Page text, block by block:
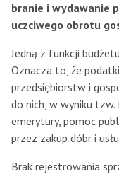
branie i wydawanie
uczciwego obrotu
Jedną z funkcji
Oznacza to, że
przedsiębiorstw i
do nich, w wyniku
emerytury, pomoc
przez zakup dóbr i
Brak rejestrowania